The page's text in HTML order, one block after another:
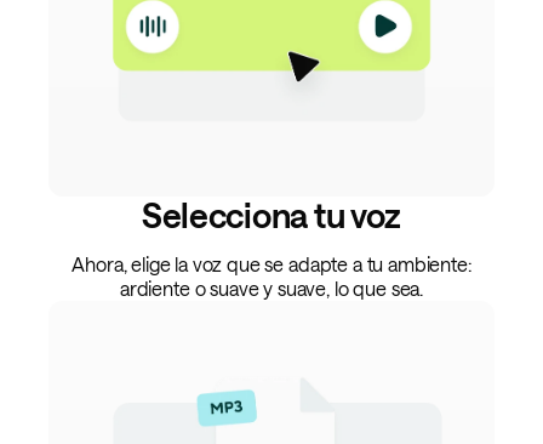
Selecciona tu voz
Ahora, elige la voz que se adapte a tu ambiente:
ardiente o suave y suave, lo que sea.